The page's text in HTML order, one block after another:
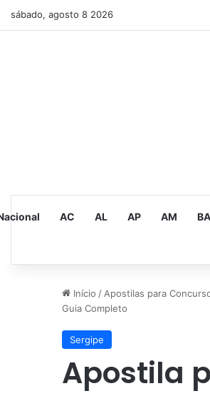
sábado, agosto 8 2026
AC AL AP AM BA
Início / Apostilas para
Guia Completo
Sergipe
Apostila